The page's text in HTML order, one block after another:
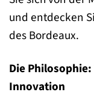
und entdecken
des Bordeaux.
Die
Innovation